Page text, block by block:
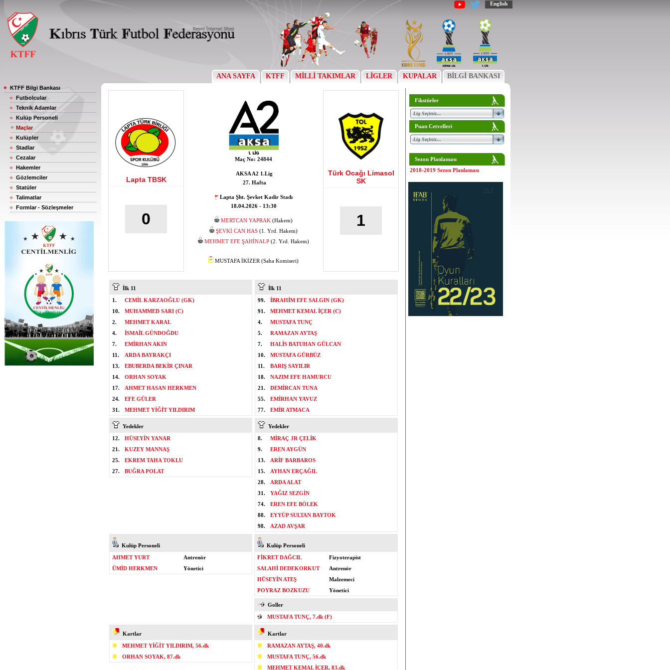
English
ANA SAYFA KTFF MİLLİ TAKIMLAR LİGLER KUPALAR BİLGİ BANKASI
KTFF Bilgi Bankası
Futbolcular
Teknik Adamlar
Kulüp Personeli
Maçlar
Kulüpler
Stadlar
Cezalar
Hakemler
Gözlemciler
Statüler
Talimatlar
Formlar - Sözleşmeler
Lapta TBSK
0
Maç No: 24844
AKSA A2 1.Lig
27. Hafta
Lapta Şht. Şevket Kadir Stadı
18.04.2026 - 13:30
MERTCAN YAPRAK (Hakem)
ŞEVKİ CAN HAS (1. Yrd. Hakem)
MEHMET EFE ŞAHİNALP (2. Yrd. Hakem)
MUSTAFA İKİZER (Saha Komiseri)
Türk Ocağı Limasol
SK
1
İlk 11
1.
CEMİL KARZAOĞLU (GK)
10.
MUHAMMED SARI (C)
2.
MEHMET KARAL
4.
İSMAİL GÜNDOĞDU
7.
EMİRHAN AKIN
11.
ARDA BAYRAKÇI
13.
EBUBERDA BEKİR ÇINAR
14.
ORHAN SOYAK
17.
AHMET HASAN HERKMEN
24.
EFE GÜLER
31.
MEHMET YİĞİT YILDIRIM
İlk 11
99.
İBRAHİM EFE SALGIN (GK)
91.
MEHMET KEMAL İÇER (C)
4.
MUSTAFA TUNÇ
5.
RAMAZAN AYTAŞ
7.
HALİS BATUHAN GÜLCAN
10.
MUSTAFA GÜRBÜZ
11.
BARIŞ SAYILIR
18.
NAZIM EFE HAMURCU
21.
DEMİRCAN TUNA
55.
EMİRHAN YAVUZ
77.
EMİR ATMACA
Yedekler
12.
HÜSEYİN YANAR
21.
KUZEY MANNAŞ
25.
EKREM TAHA TOKLU
27.
BUĞRA POLAT
Yedekler
8.
MİRAÇ JR ÇELİK
9.
EREN AYGÜN
13.
ARİF BARBAROS
15.
AYHAN ERÇAĞIL
28.
ARDA ALAT
31.
YAĞIZ SEZGİN
74.
EREN EFE BÖLEK
88.
EYYÜP SULTAN BAYTOK
98.
AZAD AVŞAR
Kulüp Personeli
AHMET YURT
Antrenör
ÜMİD HERKMEN
Yönetici
Kulüp Personeli
FİKRET DAĞCIL
Fizyoterapist
SALAHİ DEDEKORKUT
Antrenör
HÜSEYİN ATEŞ
Malzemeci
POYRAZ BOZKUZU
Yönetici
Goller
MUSTAFA TUNÇ, 7.dk (F)
Kartlar
MEHMET YİĞİT YILDIRIM, 56.dk
ORHAN SOYAK, 87.dk
Kartlar
RAMAZAN AYTAŞ, 40.dk
MUSTAFA TUNÇ, 56.dk
MEHMET KEMAL İÇER, 83.dk
Fikstürler
Puan Cetvelleri
Sezon Planlaması
2018-2019 Sezon Planlaması